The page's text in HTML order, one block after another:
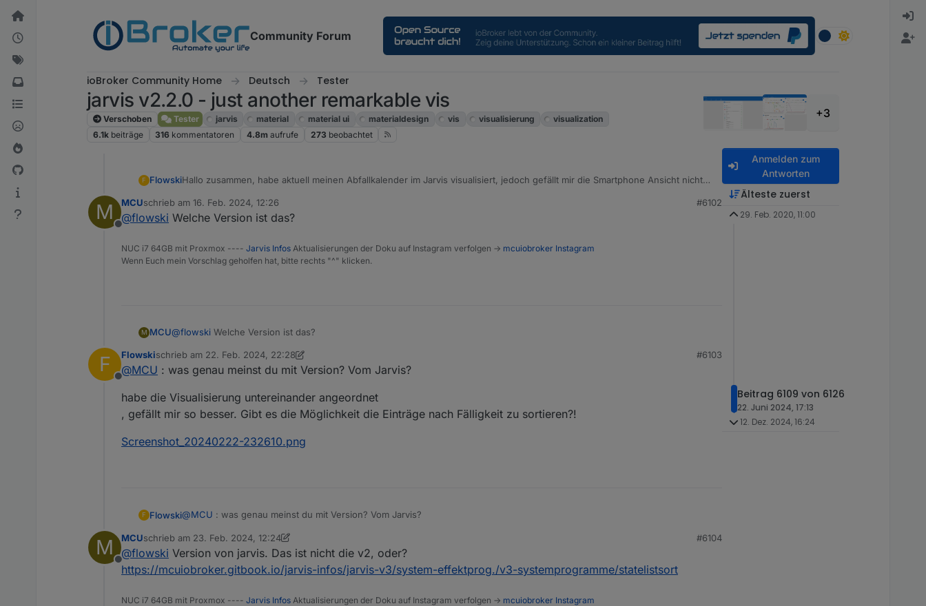
Weiter zum Inhalt
Community Forum
ioBroker Community Home Deutsch Tester
jarvis v2.2.0 - just another remarkable vis
Verschoben Tester jarvis material material ui materialdesign vis visualisierung
visualization
6.1k beiträge 316 kommentatoren 4.8m aufrufe 273 beobachtet
+3
F FlowskiHallo zusammen, habe aktuell meinen Abfallkalender im Jarvis visualisiert, jedoch gefällt mir die Smartphone Ansicht nicht
angeordnet, jedoch kamen dann nur 3 Icons in eine Reihe und die 4. Tonne darunter...
M
Offline
MCUschrieb am 16. Feb. 2024, 12:26
zuletzt editiert von
#6102
@flowski Welche Version ist das?
NUC i7 64GB mit Proxmox ---- Jarvis Infos Aktualisierungen der Doku auf Instagram verfolgen -> mcuiobroker Instagram
Wenn Euch mein Vorschlag geholfen hat, bitte rechts "^" klicken.
M MCU@flowski Welche Version ist das?
F
Offline
Flowskischrieb am 22. Feb. 2024, 22:28
zuletzt editiert von Flowski
#6103
@MCU : was genau meinst du mit Version? Vom Jarvis?
habe die Visualisierung untereinander angeordnet
, gefällt mir so besser. Gibt es die Möglichkeit die Einträge nach Fälligkeit zu sortieren?!
Screenshot_20240222-232610.png
F Flowski@MCU : was genau meinst du mit Version? Vom Jarvis?
habe die Visualisierung untereinander angeordnet
, gefällt mir so besser. Gibt es die Möglichkeit die Einträge nach Fälligkeit zu sortieren?!
Screenshot_20240222-232610.png
M
Offline
MCUschrieb am 23. Feb. 2024, 12:24
zuletzt editiert von MCU
#6104
@flowski Version von jarvis. Das ist nicht die v2, oder?
https://mcuiobroker.gitbook.io/jarvis-infos/jarvis-v3/system-effektprog./v3-systemprogramme/statelistsort
NUC i7 64GB mit Proxmox ---- Jarvis Infos Aktualisierungen der Doku auf Instagram verfolgen -> mcuiobroker Instagram
Anmelden zum
Antworten
Älteste zuerst
29. Feb. 2020, 11:00
Beitrag 6109 von 6126
22. Juni 2024, 17:13
12. Dez. 2024, 16:24